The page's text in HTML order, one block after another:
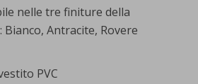
nelle tre finiture della
Antracite, Rovere
PVC